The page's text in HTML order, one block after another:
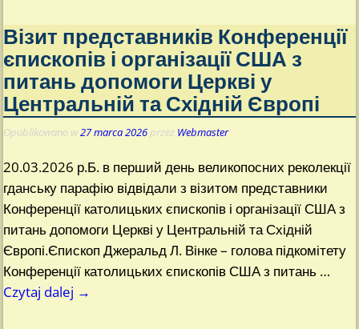
Візит представників Конференції
єпископів і організації США з
питань допомоги Церкві у
Центральній та Східній Європі
Opublikowano w27 marca 2026 przez Webmaster
20.03.2026 р.Б. в перший день великопосних реколекції
гданську парафію відвідали з візитом представники
Конференції католицьких єпископів і організації США з
питань допомоги Церкві у Центральній та Східній
Європі.Єпископ Джеральд Л. Вінке – голова підкомітету
Конференції католицьких єпископів США з питань …
Czytaj dalej →